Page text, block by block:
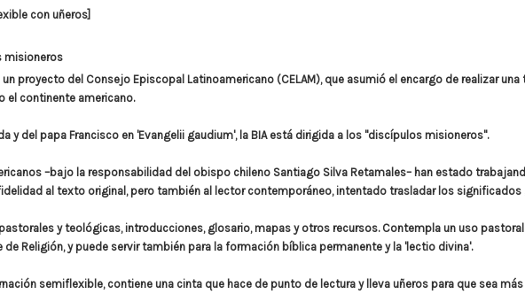
con uñeros]
misioneros
un proyecto del Consejo Episcopal Latinoamericano (CELAM), que asumió el encargo de realizar
el continente americano.
y del papa Francisco en 'Evangelii gaudium', la BIA está dirigida a los "discípulos misioneros".
–bajo la responsabilidad del obispo chileno Santiago Silva Retamales– han estado
al texto original, pero también al lector contemporáneo, intentado trasladar los significados
y teológicas, introducciones, glosario, mapas y otros recursos. Contempla un uso
Religión, y puede servir también para la formación bíblica permanente y la 'lectio divina'.
semiflexible, contiene una cinta que hace de punto de lectura y lleva uñeros para que sea